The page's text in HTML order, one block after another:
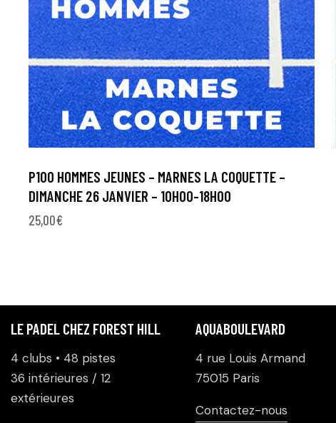
P100 HOMMES JEUNES – MARNES LA COQUETTE –
DIMANCHE 26 JANVIER – 10H00-18H00
25,00€
LE PADEL CHEZ FOREST HILL
4 clubs • 48 pistes
36 intérieures / 12
extérieures
AQUABOULEVARD
4 rue Louis Armand
75015 Paris
Contactez-nous